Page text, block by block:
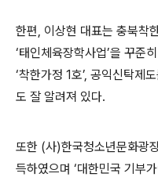
한편, 이상현 대표는 충북착
‘태인체육장학사업’을 꾸준
‘착한가정 1호’, 공익신탁제
도 잘 알려져 있다.
또한 (사)한국청소년문화광
득하였으며 ‘대한민국 기부